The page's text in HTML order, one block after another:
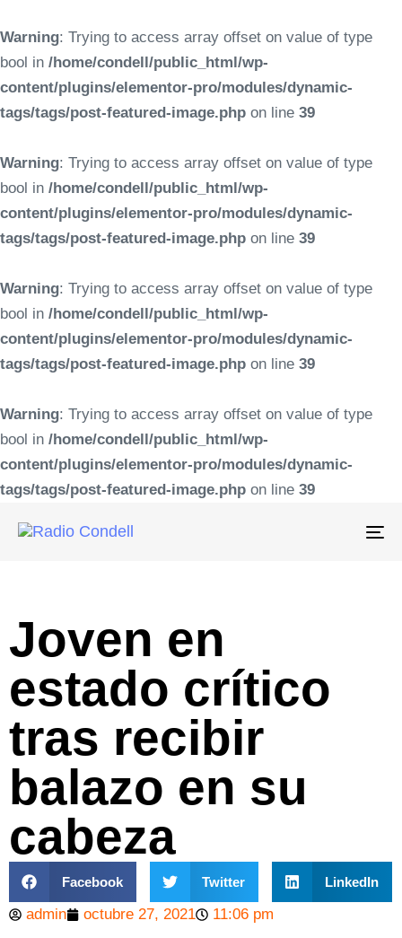
Warning: Trying to access array offset on value of type
bool in /home/condell/public_html/wp-
content/plugins/elementor-pro/modules/dynamic-
tags/tags/post-featured-image.php on line 39
Warning: Trying to access array offset on value of type
bool in /home/condell/public_html/wp-
content/plugins/elementor-pro/modules/dynamic-
tags/tags/post-featured-image.php on line 39
Warning: Trying to access array offset on value of type
bool in /home/condell/public_html/wp-
content/plugins/elementor-pro/modules/dynamic-
tags/tags/post-featured-image.php on line 39
Warning: Trying to access array offset on value of type
bool in /home/condell/public_html/wp-
content/plugins/elementor-pro/modules/dynamic-
tags/tags/post-featured-image.php on line 39
Joven en
estado crítico
tras recibir
balazo en su
cabeza
Facebook Twitter LinkedIn
admin octubre 27, 2021 11:06 pm